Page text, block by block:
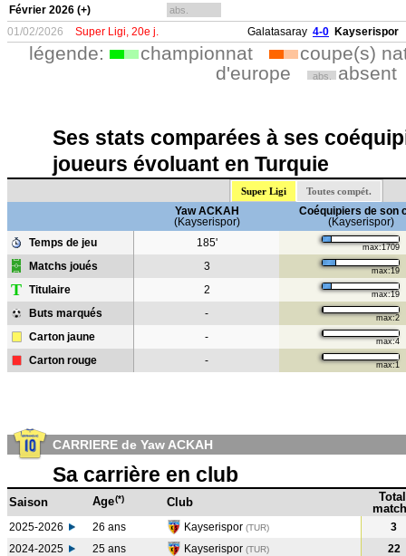
Février 2026 (+) abs.
01/02/2026 Super Ligi, 20e j. Galatasaray 4-0 Kayserispor
légende: championnat
coupe(s)
d'europe
abs. absent
Ses stats comparées à ses
joueurs évoluant en Turquie
Super Ligi Toutes compét.
Yaw ACKAH
(Kayserispor)
Coéquipiers de son
(Kayserispor)
Temps de jeu
185' max:1709
Matchs joués 3 max:19
T Titulaire 2 max:19
Buts marqués - max:2
Carton jaune - max:4
Carton rouge - max:1
CARRIERE de Yaw ACKAH
Sa carrière en club
Saison Age(*) Club
Total
2025-2026 26 ans Kayserispor (TUR)
3
2024-2025
25 ans Kayserispor (TUR)
22